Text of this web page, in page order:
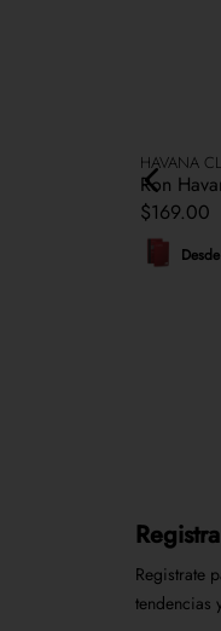
HAVANA
Ron
$169.00
Registrate
tendencias